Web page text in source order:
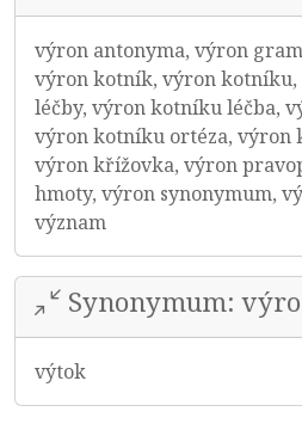
výron antonyma, výron
výron kotník, výron
léčby, výron kotníku léčba,
výron kotníku ortéza, výron
výron křížovka, výron
hmoty, výron synonymum,
význam
Synonymum:
výtok